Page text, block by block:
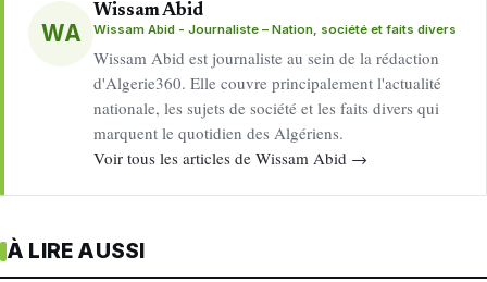
WA
Wissam Abid
Wissam Abid - Journaliste – Nation, société et faits divers
Wissam Abid est journaliste au sein de la rédaction
d'Algerie360. Elle couvre principalement l'actualité
nationale, les sujets de société et les faits divers qui
marquent le quotidien des Algériens.
Voir tous les articles de Wissam Abid →
À LIRE AUSSI